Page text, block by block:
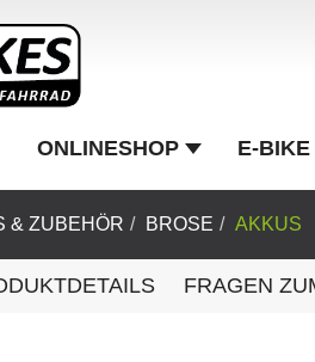
ONLINESHOP E-
& ZUBEHÖR BROSE AKKUS
FRAGEN